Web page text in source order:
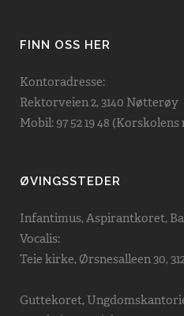
FINN OSS HER
Kontoradresse:
Rektorveien 2, 3140 Nøtterøy
Mobil: 97 52 19 48
ØVINGSSTEDER
Infantimus, Aspirantkoret,
Vocalis:
Teie kirke, Ørsnesalleen 30,
Guttekoret,